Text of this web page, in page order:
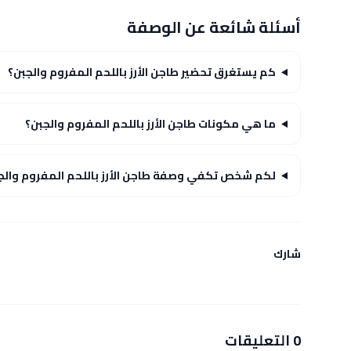
أسئلة شائعة عن الوصفة
كم يستغرق تحضير طاجن الأرز باللحم المفروم والجبن؟
ما هي مكونات طاجن الأرز باللحم المفروم والجبن؟
لكم شخص تكفي وصفة طاجن الأرز باللحم المفروم
شارك
0 التعليقات